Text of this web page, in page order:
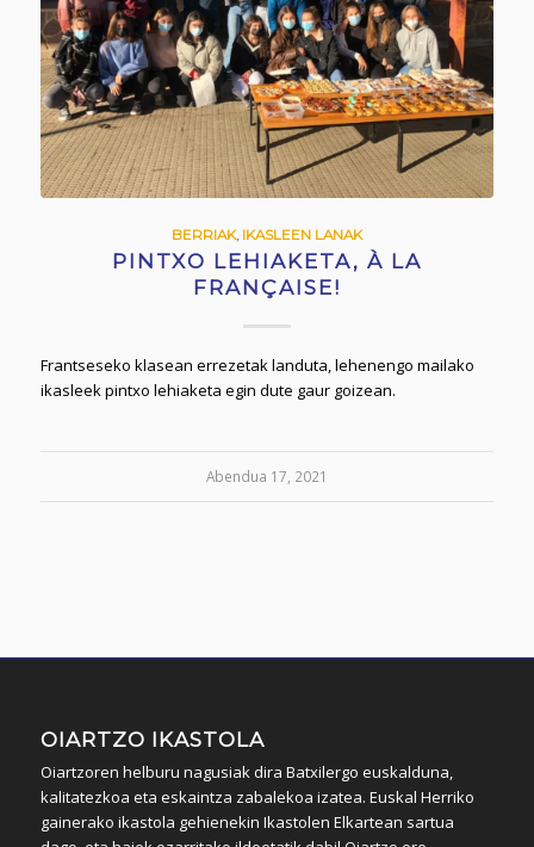
BERRIAK, IKASLEEN LANAK
PINTXO LEHIAKETA, À LA
FRANÇAISE!
Frantseseko klasean errezetak landuta, lehenengo mailako
ikasleek pintxo lehiaketa egin dute gaur goizean.
Abendua 17, 2021
OIARTZO IKASTOLA
Oiartzoren helburu nagusiak dira Batxilergo euskalduna,
kalitatezkoa eta eskaintza zabalekoa izatea. Euskal Herriko
gainerako ikastola gehienekin Ikastolen Elkartean sartua